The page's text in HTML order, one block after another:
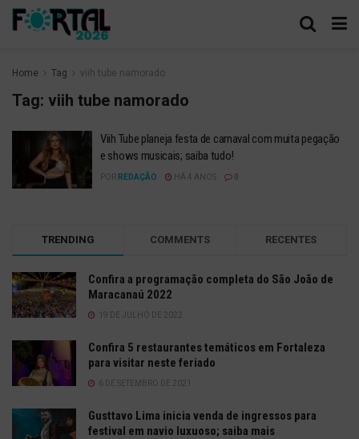
Home Tag viih tube namorado
Tag: viih tube namorado
Viih Tube planeja festa de carnaval com muita pegação
e shows musicais; saiba tudo!
POR REDAÇÃO HÁ 4 ANOS
TRENDING COMMENTS RECENTES
Confira a programação completa do São João de
Maracanaú 2022
19 DE JULHO DE 2022
Confira 5 restaurantes temáticos em Fortaleza
para visitar neste feriado
6 DE SETEMBRO DE 2021
Gusttavo Lima inicia venda de ingressos para
festival em navio luxuoso; saiba mais